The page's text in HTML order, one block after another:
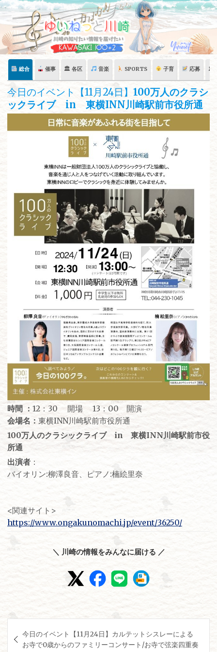
Skip
content
総合 催事 🏛 各区 音楽 SPORTS 子育 応募 🏛
今日のイベント【11月24日】 100万人のクラシ
ックライブ in 東横INN川崎駅前市役所通
時間 ： 12：30 開場 13：00 開演
会場名： 東横INN川崎駅前市役所通
100万人のクラシックライブ in 東横INN川崎駅前市役
所通
出演者 ：
バイオリン:柳澤良音、ピアノ:楠絵里奈
<関連サイト>
https://www.ongakunomachi.jp/event/36250/
＼ 川崎の情報をみんなに届ける ／
稿 今日のイベント【11月24日】カルテットシスレーによる
お寺で0歳からのファミリーコンサート/お寺で弦楽四重奏